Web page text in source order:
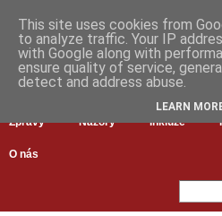
Zprávy Názory Inkluze
O nás
This site uses cookies from
to analyze traffic. Your IP
with Google along with
ensure quality of service,
detect and address abuse.
LEARN